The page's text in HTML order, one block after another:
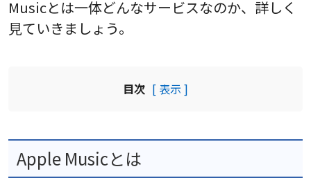
Musicとは一体どんなサービスなのか、詳しく
見ていきましょう。
目次 [ 表示 ]
Apple Musicとは